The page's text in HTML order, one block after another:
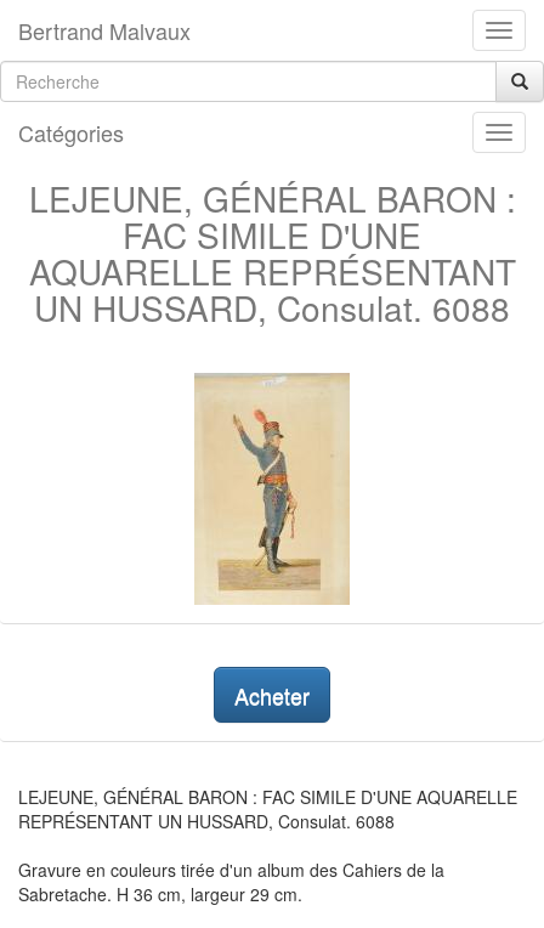
Bertrand Malvaux
Catégories
LEJEUNE, GÉNÉRAL BARON :
FAC SIMILE D'UNE
AQUARELLE REPRÉSENTANT
UN HUSSARD, Consulat. 6088
Acheter
LEJEUNE, GÉNÉRAL BARON : FAC SIMILE D'UNE AQUARELLE
REPRÉSENTANT UN HUSSARD, Consulat. 6088
Gravure en couleurs tirée d'un album des Cahiers de la
Sabretache. H 36 cm, largeur 29 cm.